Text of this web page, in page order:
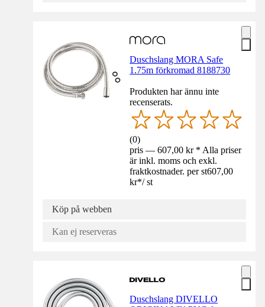
Duschslang MORA Safe
1.75m förkromad 8188730
Produkten har ännu inte
recenserats.
(0)
pris — 607,00 kr * Alla priser
är inkl. moms och exkl.
fraktkostnader. per st607,00
kr*/ st
Köp på webben
Kan ej reserveras
Duschslang DIVELLO